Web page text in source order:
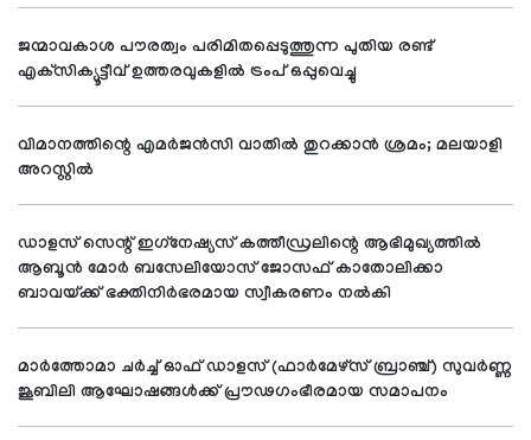
ജന്മാവകാശ പൗരത്വം പരിമിതപ്പെടുത്തുന്ന പുതിയ രണ്ട്
എക്‌സിക്യൂട്ടീവ് ഉത്തരവുകളില്‍ ട്രംപ് ഒപ്പുവെച്ചു
വിമാനത്തിന്റെ എമര്‍ജന്‍സി വാതില്‍ തുറക്കാന്‍ ശ്രമം; മലയാളി
അറസ്റ്റില്‍
ഡാളസ് സെന്റ് ഇഗ്‌നേഷ്യസ് കത്തീഡ്രലിന്റെ ആഭിമുഖ്യത്തില്‍
ആബൂന്‍ മോര്‍ ബസേലിയോസ് ജോസഫ് കാതോലിക്കാ
ബാവയ്ക്ക് ഭക്തിനിര്‍ഭരമായ സ്വീകരണം നല്‍കി
മാര്‍ത്തോമാ ചര്‍ച്ച് ഓഫ് ഡാളസ് (ഫാര്‍മേഴ്സ് ബ്രാഞ്ച്) സുവര്‍ണ്ണ
ജൂബിലി ആഘോഷങ്ങള്‍ക്ക് പ്രൗഢഗംഭീരമായ സമാപനം